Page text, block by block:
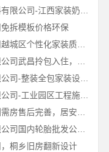
拆模板价格环保
绍兴卓鑫装饰材料有限公司越城区个性化家装质量有保障
宁波雅美和居建材科技有限公司-整装全包家装设计厨卫改造
苏州兔哥哥智装新材料有限公司-工业园区工程施工二手房全包服务
湖北省腾冠畅实业贸易有限公司国内轮胎批发公司流程详解
桐乡旧房翻新设计